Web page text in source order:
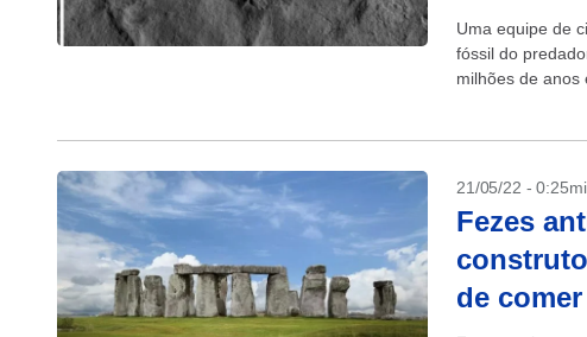
Uma equipe de
fóssil do
milhões de anos
21/05/22 -
Fezes
de comer